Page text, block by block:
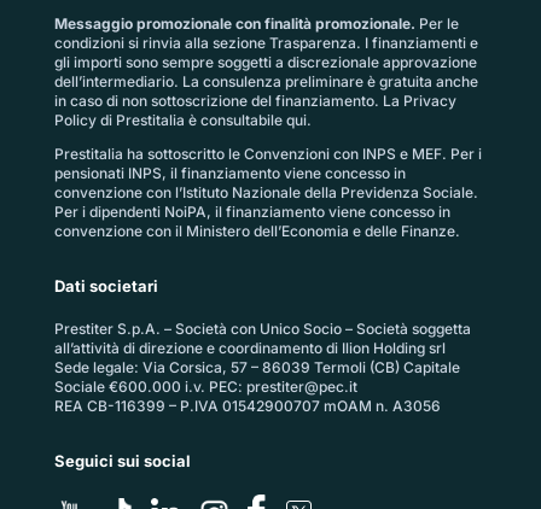
Messaggio promozionale con finalità promozionale. Per le
condizioni si rinvia alla sezione Trasparenza. I finanziamenti e
gli importi sono sempre soggetti a discrezionale approvazione
dell’intermediario. La consulenza preliminare è gratuita anche
in caso di non sottoscrizione del finanziamento. La Privacy
Policy di Prestitalia è consultabile qui.
Prestitalia ha sottoscritto le Convenzioni con INPS e MEF. Per i
pensionati INPS, il finanziamento viene concesso in
convenzione con l’Istituto Nazionale della Previdenza Sociale.
Per i dipendenti NoiPA, il finanziamento viene concesso in
convenzione con il Ministero dell’Economia e delle Finanze.
Dati societari
Prestiter S.p.A. – Società con Unico Socio – Società soggetta
all’attività di direzione e coordinamento di Ilion Holding srl
Sede legale: Via Corsica, 57 – 86039 Termoli (CB) Capitale
Sociale €600.000 i.v. PEC: prestiter@pec.it
REA CB-116399 – P.IVA 01542900707 mOAM n. A3056
Seguici sui social